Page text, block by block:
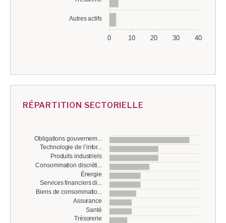
Autres actifs
40
30
20
10
0
RÉPARTITION SECTORIELLE
Obligations gouvernem...
Technologie de l’infor...
Produits industriels
Consommation discréti...
Énergie
Services financiers di...
Biens de consommatio...
Assurance
Santé
Trésorerie